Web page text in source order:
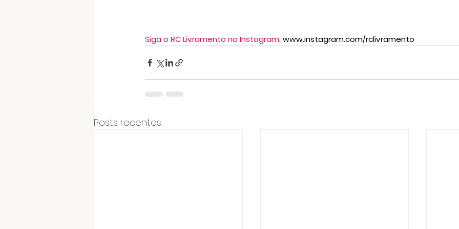
Siga o RC Livramento no Instagram: www.instagram.com/rclivramento
Posts recentes